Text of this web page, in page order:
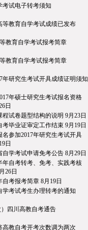
考试电子转考须知
等教育自学考试成绩已发布
教育自学考试报考简章
教育自学考试报考简章
年研究生考试开具成绩证明须知
年硕士研究生考试报名资格
日
程试卷题型结构的说明 9月23日
考毕业证审定工作结束9月19日
参加2017年研究生考试开具
日
自学考试申请免考公告8月29日
年自考转考、免考、实践考核
26日
自考报考简章8月19日
学考试考生办理转考的通知
）四川高教自考通告
高教自考开考次数调为两次